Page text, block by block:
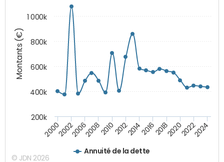
Montants (€)
Annuité de la dette
200020022006200820102012201420162018202020222024
200k
400k
600k
800k
1 000k
© JDN 2026